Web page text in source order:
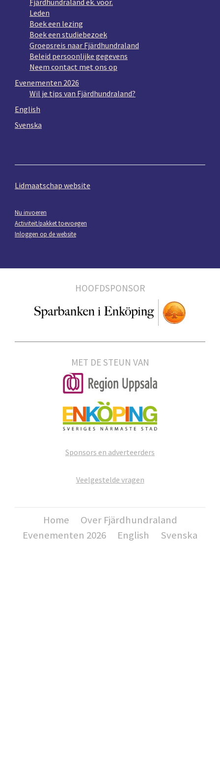
Leden
Boek een lezing
Boek een studiebezoek
Groepsreis naar Fjärdhundraland
Beleid persoonlijke gegevens
Neem contact met ons op
Evenementen 2026
Wil je tips van Fjärdhundraland?
English
Svenska
Lidmaatschap website
Nu invoeren
Activiteit/pakket toevoegen
Inloggen op de website
HOOFDSPONSOR
MET DE STEUN VAN
Sponsors en adverteerders
Veelgestelde vragen
Home
Over Fjärdhundraland
Evenementen 2026
English Svenska